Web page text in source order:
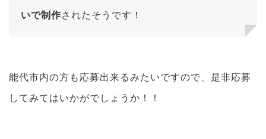
いで制作されたそうです！
能代市内の方も応募出来るみたいですので、是非応募
してみてはいかがでしょうか！！